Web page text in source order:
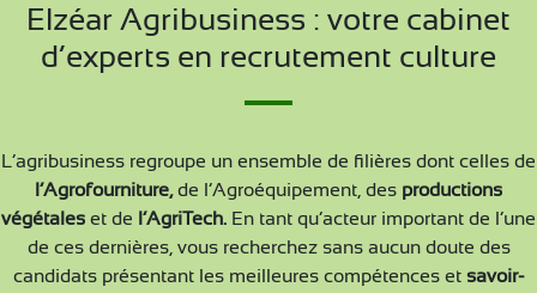
CONTACT
Elzéar Agribusiness : votre cabinet
d’experts en recrutement culture
L’agribusiness regroupe un ensemble de filières dont celles de
l’Agrofourniture,de l’Agroéquipement, des productions
végétales et de l’AgriTech. En tant qu’acteur important de l’une
de ces dernières, vous recherchez sans aucun doute des
candidats présentant les meilleures compétences et savoir-